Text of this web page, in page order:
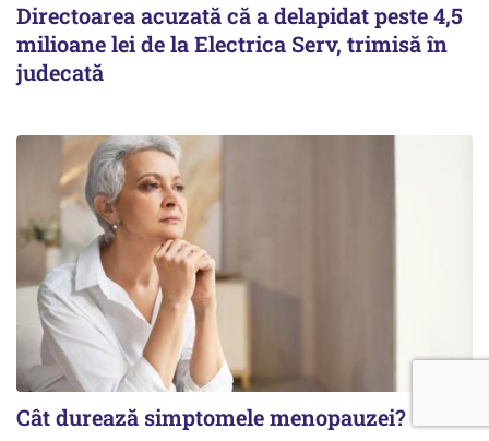
Directoarea acuzată că a delapidat peste 4,5
milioane lei de la Electrica Serv, trimisă în
judecată
Cât durează simptomele menopauzei?